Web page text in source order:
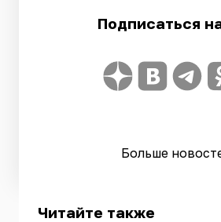
Подписаться
Больше
Читайте также